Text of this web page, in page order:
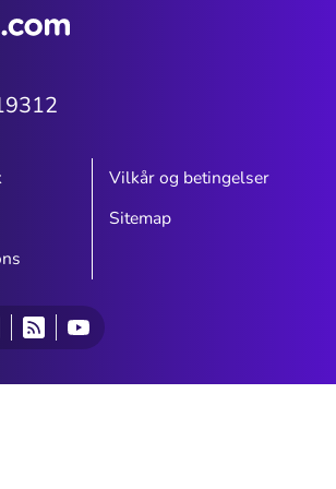
Vilkår og betingelser
Sitemap